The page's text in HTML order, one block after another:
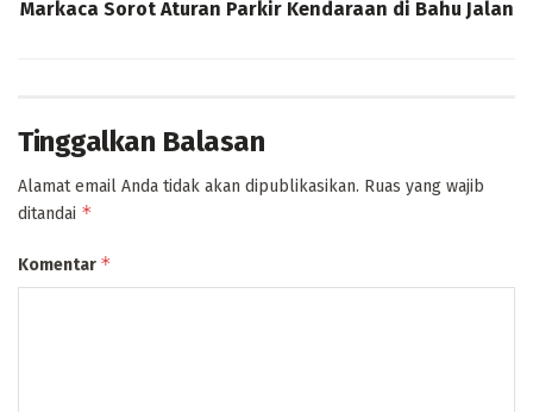
Markaca Sorot Aturan Parkir Kendaraan di Bahu Jalan
Tinggalkan Balasan
Alamat email Anda tidak akan dipublikasikan. Ruas yang wajib
ditandai *
Komentar *